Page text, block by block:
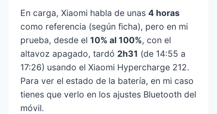
En carga, Xiaomi habla de unas4 horas
como referencia (según ficha), pero en mi
prueba, desde el 10% al 100%, con el
altavoz apagado, tardó 2h31 (de 14:55 a
17:26) usando el Xiaomi Hypercharge 212.
Para ver el estado de la batería, en mi caso
tienes que verlo en los ajustes Bluetooth del
móvil.